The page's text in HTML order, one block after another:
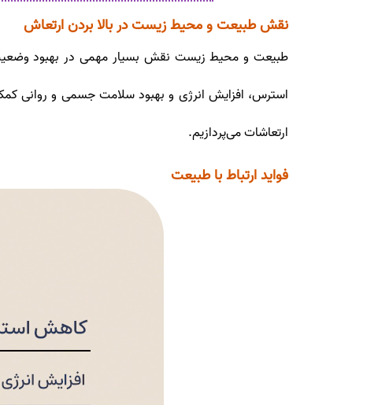
نقش طبیعت و محیط زیست در بالا بردن ارتعاش
طبیعت و محیط زیست نقش بسیار مهمی در بهبود وضعیت
استرس، افزایش انرژی و بهبود سلامت جسمی و روانی
ارتعاشات می‌پردازیم.
فواید ارتباط با طبیعت